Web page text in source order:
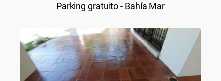
Parking gratuito - Bahía Mar